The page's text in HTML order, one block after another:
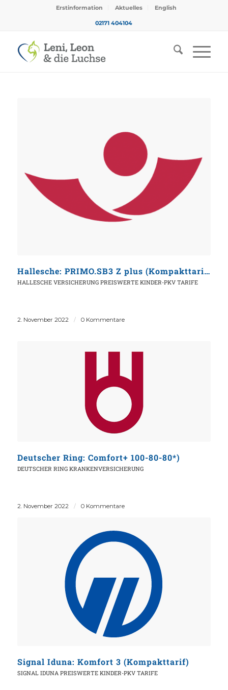
Erstinformation Aktuelles English
02171 404104
Hallesche: PRIMO.SB3 Z plus (Kompakttarif)
HALLESCHE VERSICHERUNG PREISWERTE KINDER-PKV TARIFE
2. November 2022 / 0 Kommentare
Deutscher Ring: Comfort+ 100-80-80*)
DEUTSCHER RING KRANKENVERSICHERUNG
2. November 2022 / 0 Kommentare
Signal Iduna: Komfort 3 (Kompakttarif)
SIGNAL IDUNA PREISWERTE KINDER-PKV TARIFE